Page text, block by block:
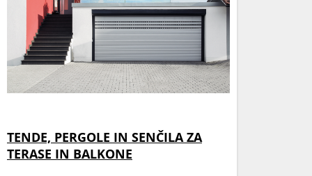
TENDE, PERGOLE IN SENČILA ZA
TERASE IN BALKONE